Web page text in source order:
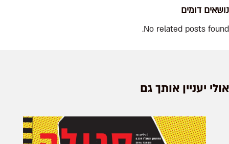
נושאים דומים
No related posts found.
אולי יעניין אותך גם